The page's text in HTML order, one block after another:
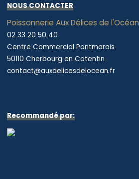
NOUS CONTACTER
Poissonnerie Aux Délices de l'Océan
02 33 20 50 40
Centre Commercial Pontmarais
50110 Cherbourg en Cotentin
contact@auxdelicesdelocean.fr
Recommandé par: